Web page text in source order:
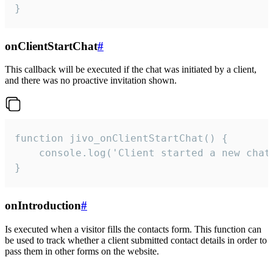
}
onClientStartChat#
This callback will be executed if the chat was initiated by a client,
and there was no proactive invitation shown.
function jivo_onClientStartChat() {
console.log('Client started a new
}
onIntroduction#
Is executed when a visitor fills the contacts form. This function can
be used to track whether a client submitted contact details in order to
pass them in other forms on the website.